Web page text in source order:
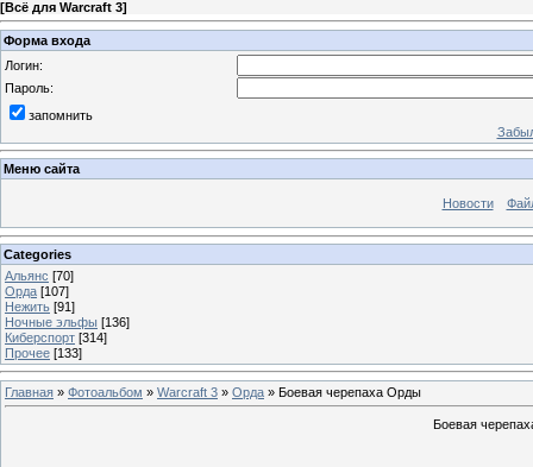
[Всё для Warcraft 3]
Форма входа
Логин:
Пароль:
запомнить
Меню сайта
Новости
Categories
Альянс [70]
Орда [107]
Нежить [91]
Ночные эльфы [136]
Киберспорт [314]
Прочее [133]
Главная » Фотоальбом » Warcraft 3 » Орда » Боевая черепаха Орды
Боевая